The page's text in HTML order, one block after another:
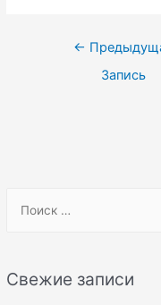
r
Свежие записи
Навигация
←
Запись